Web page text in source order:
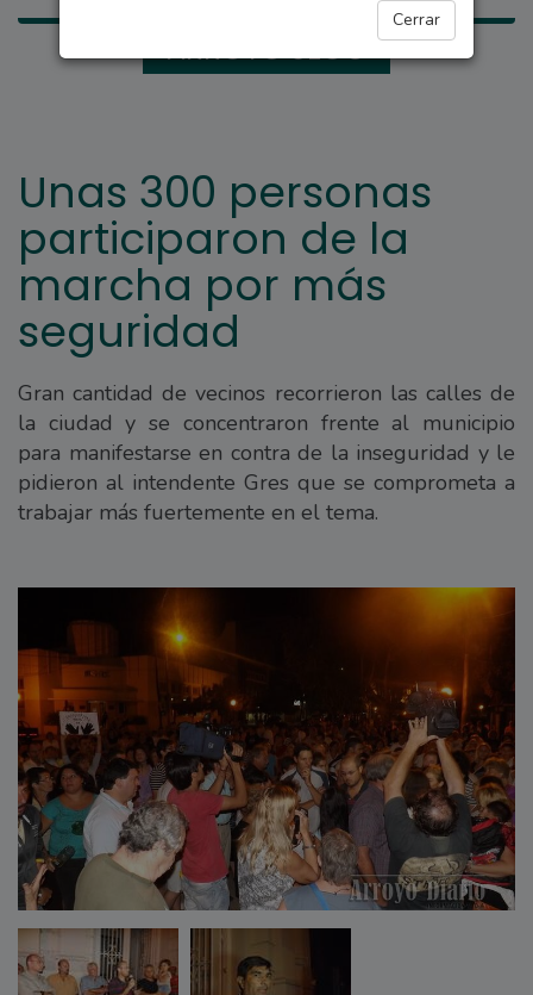
Cerrar
ARROYO SECO
Unas 300 personas
participaron de la
marcha por más
seguridad
Gran cantidad de vecinos recorrieron las calles de
la ciudad y se concentraron frente al municipio
para manifestarse en contra de la inseguridad y le
pidieron al intendente Gres que se comprometa a
trabajar más fuertemente en el tema.